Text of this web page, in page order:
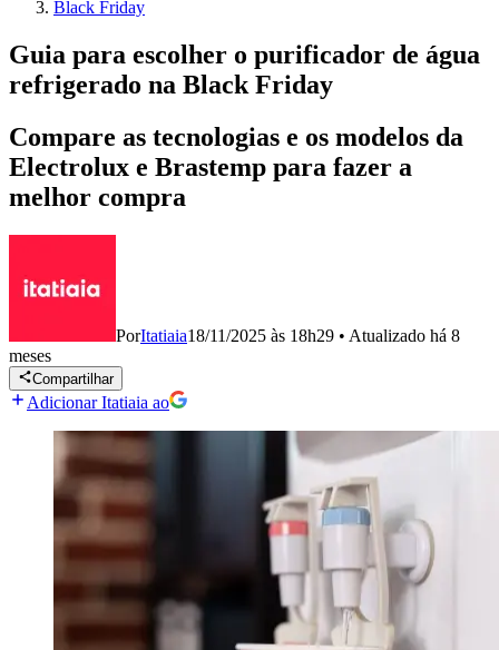
Black Friday
Guia para escolher o purificador de água
refrigerado na Black Friday
Compare as tecnologias e os modelos da
Electrolux e Brastemp para fazer a
melhor compra
PorItatiaia18/11/2025 às 18h29 • Atualizado há 8
meses
Compartilhar
Adicionar Itatiaia ao